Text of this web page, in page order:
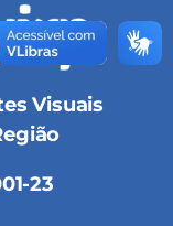
Visuais
23